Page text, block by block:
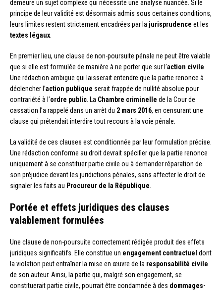
demeure un sujet complexe qui nécessite une analyse nuancée. Si le
principe de leur validité est désormais admis sous certaines conditions,
leurs limites restent strictement encadrées par la jurisprudence et les
textes légaux.
En premier lieu, une clause de non-poursuite pénale ne peut être valable
que si elle est formulée de manière à ne porter que sur l’action civile.
Une rédaction ambiguë qui laisserait entendre que la partie renonce à
déclencher l’action publique serait frappée de nullité absolue pour
contrariété à l’ordre public. La Chambre criminelle de la Cour de
cassation l’a rappelé dans un arrêt du 2 mars 2016, en censurant une
clause qui prétendait interdire tout recours à la voie pénale.
La validité de ces clauses est conditionnée par leur formulation précise.
Une rédaction conforme au droit devrait spécifier que la partie renonce
uniquement à se constituer partie civile ou à demander réparation de
son préjudice devant les juridictions pénales, sans affecter le droit de
signaler les faits au Procureur de la République.
Portée et effets juridiques des clauses
valablement formulées
Une clause de non-poursuite correctement rédigée produit des effets
juridiques significatifs. Elle constitue un engagement contractuel dont
la violation peut entraîner la mise en œuvre de la responsabilité civile
de son auteur. Ainsi, la partie qui, malgré son engagement, se
constituerait partie civile, pourrait être condamnée à des dommages-